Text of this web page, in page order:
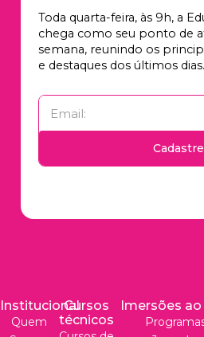
Toda quarta-feira, às 9h, a
chega como seu ponto de
semana, reunindo os
e destaques dos últimos dias.
Cadastre
Institucional
Quem
Cursos
técnicos
Imersões ao